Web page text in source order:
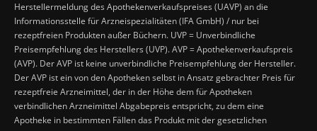
Herstellermeldung des Apothekenverkaufspreises (UAVP) an die
Informationsstelle für Arzneispezialitäten (IFA GmbH) / nur bei
rezeptfreien Produkten außer Büchern. UVP = Unverbindliche
Preisempfehlung des Herstellers (UVP). AVP = Apothekenverkaufspreis
(AVP). Der AVP ist keine unverbindliche Preisempfehlung der Hersteller.
Der AVP ist ein von den Apotheken selbst in Ansatz gebrachter Preis für
rezeptfreie Arzneimittel, der in der Höhe dem für Apotheken
verbindlichen Arzneimittel Abgabepreis entspricht, zu dem eine
Apotheke in bestimmten Fällen das Produkt mit der gesetzlichen